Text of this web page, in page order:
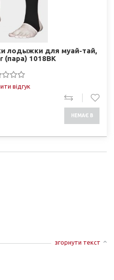
лодыжки для муай-тай,
1018BK
відгук
НЕМАЄ В
згорнути текст